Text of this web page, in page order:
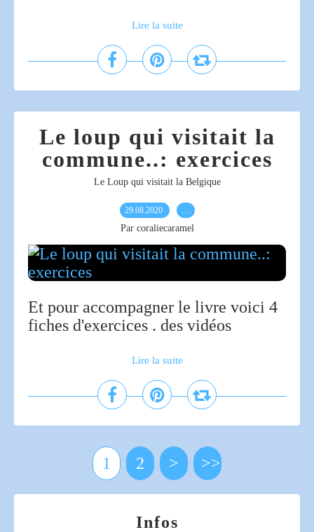
Lire la suite
Le loup qui visitait la
commune..: exercices
Le Loup qui visitait la Belgique
29.08.2020 …
Par coraliecaramel
Et pour accompagner le livre voici 4
fiches d'exercices . des vidéos
Lire la suite
1 2 > >>
Infos